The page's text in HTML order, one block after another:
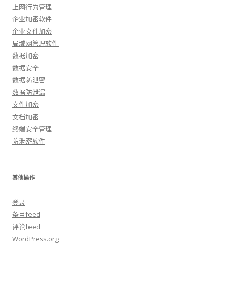
上网行为管理
企业加密软件
企业文件加密
局域网管理软件
数据加密
数据安全
数据防泄密
数据防泄漏
文件加密
文档加密
终端安全管理
防泄密软件
其他操作
登录
条目feed
评论feed
WordPress.org